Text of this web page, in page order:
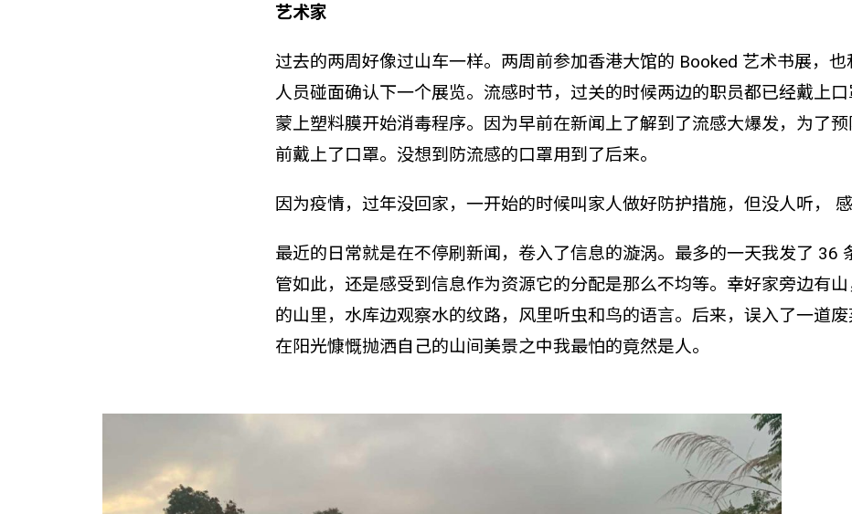
艺术家
过去的两周好像过山车一样。两周前参加香港大馆的 Booked 艺术书展，
人员碰面确认下一个展览。流感时节，过关的时候两边的职员都已经戴上
蒙上塑料膜开始消毒程序。因为早前在新闻上了解到了流感大爆发，为了
前戴上了口罩。没想到防流感的口罩用到了后来。
因为疫情，过年没回家，一开始的时候叫家人做好防护措施，但没人听， 感
最近的日常就是在不停刷新闻，卷入了信息的漩涡。最多的一天我发了 36
管如此，还是感受到信息作为资源它的分配是那么不均等。幸好家旁边有
的山里，水库边观察水的纹路，风里听虫和鸟的语言。后来，误入了一道废
在阳光慷慨抛洒自己的山间美景之中我最怕的竟然是人。